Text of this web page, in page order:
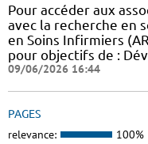
Pour accéder aux
avec la recherche en
en Soins Infirmiers
pour objectifs de :
09/06/2026 16:44
PAGES
relevance: 100%